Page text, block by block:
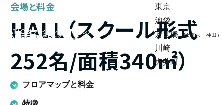
ステーションコンファレンス
大井町トラックス
東京
池袋
万世橋 （秋葉原・神田）
川崎
大井町
会場と料金
HALL（スクール形式
252名/面積340㎡）
フロアマップと料金
特徴